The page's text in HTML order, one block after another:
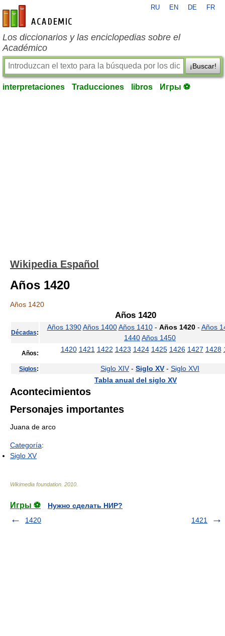
es-academic.com
RU EN DE FR
Los diccionarios y las enciclopedias sobre el
Académico
¡Buscar!
interpretaciones Traducciones libros Игры ⚽
Wikipedia Español
Años 1420
Años 1420
Años 1420
Décadas:
Años 1390 Años 1400 Años 1410- Años 1420- Años
1440Años 1450
Años: 1420 1421 1422 1423 1424 1425 1426 1427 1428
Siglos: Siglo XIV - Siglo XV - Siglo XVI
Tabla anual del siglo XV
Acontecimientos
Personajes importantes
Juana de arco
Categoría:
Siglo XV
Wikimedia foundation 2010
Игры ⚽
Нужно сделать НИР?
1420
1421